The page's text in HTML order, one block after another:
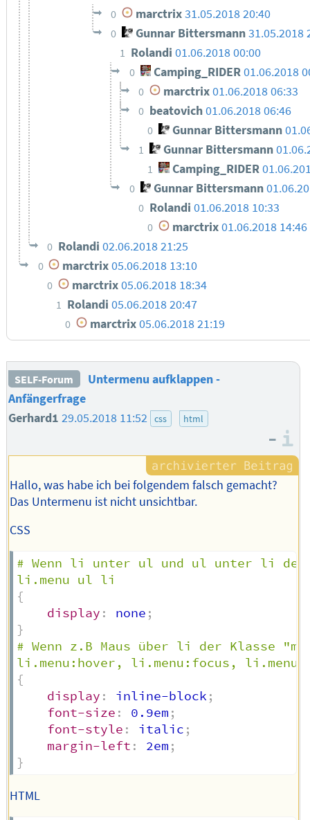
0 marctrix31.05.2018 20:40
0 Gunnar Bittersmann31.05.2018
1 Rolandi01.06.2018 00:00
0 Camping_RIDER01.06.2018
0 marctrix 01.06.2018 06:33
0 beatovich01.06.2018 06:46
0 Gunnar Bittersmann
1 Gunnar Bittersmann
1 Camping_RIDER
0 Gunnar Bittersmann
0 Rolandi 01.06.2018 10:33
0 marctrix01.06.2018 14:46
0 Rolandi 02.06.2018 21:25
0 marctrix05.06.2018 13:10
0 marctrix 05.06.2018 18:34
1 Rolandi 05.06.2018 20:47
0 marctrix05.06.2018 21:19
SELF-Forum
Untermenu aufklappen -
Anfängerfrage
Gerhard1 29.05.2018 11:52 css html
–
Hallo, was habe ich bei folgendem falsch gemacht?
Das Untermenu ist nicht unsichtbar.
CSS
# Wenn li unter ul und ul unter li der
li.menu ul li
{
display : none ;
}
# Wenn z.B Maus über li der Klasse
li.menu:hover, li.menu:focus,
{
display : inline-block ;
font-size : 0.9em ;
font-style : italic ;
margin-left : 2em ;
}
HTML